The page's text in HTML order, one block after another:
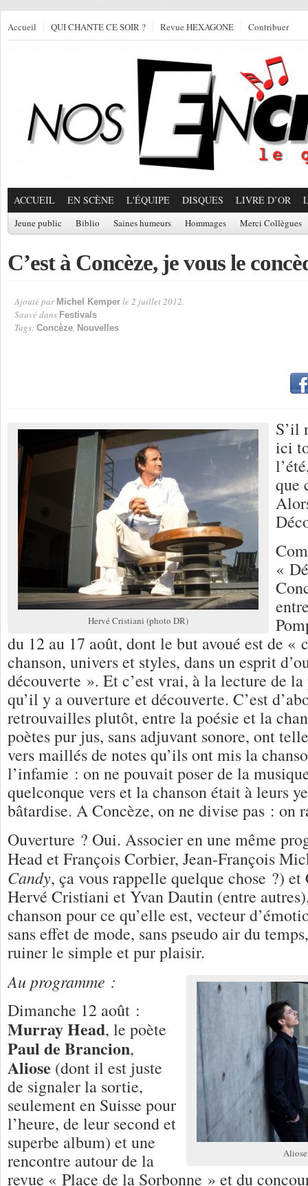
Accueil QUI CHANTE CE SOIR ? Revue HEXAGONE Contribuer
ACCUEIL EN SCÈNE L'ÉQUIPE DISQUES LIVRE D’OR
Jeune public Biblio Saines humeurs Hommages Merci Collègues
C’est à Concèze, je vous le
Ajouté par Michel Kemper le 2 juillet 2012.
Sauvé dans Festivals
Tags: Concèze, Nouvelles
Hervé Cristiani (photo DR)
S’il
ici
que
«
du 12 au 17 août, dont le but avoué est de «
chanson, univers et styles, dans un esprit
découverte ». Et c’est vrai, à la lecture de
qu’il y a ouverture et découverte. C’est
retrouvailles plutôt, entre la poésie et la
poètes pur jus, sans adjuvant sonore, ont
vers maillés de notes qu’ils ont mis la
l’infamie : on ne pouvait poser de la
quelconque vers et la chanson était à leurs
bâtardise. A Concèze, on ne divise pas : on
Ouverture ? Oui. Associer en une même
Head et François Corbier, Jean-François
Candy, ça vous rappelle quelque chose ?)
Hervé Cristiani et Yvan Dautin (entre
chanson pour ce qu’elle est, vecteur
sans effet de mode, sans pseudo air du
ruiner le simple et pur plaisir.
Au programme :
Dimanche 12 août :
Murray Head, le poète
Paul de Brancion,
Aliose (dont il est juste
de signaler la sortie,
seulement en Suisse pour
l’heure, de leur second et
superbe album) et une
rencontre autour de la
revue « Place de la Sorbonne » et du